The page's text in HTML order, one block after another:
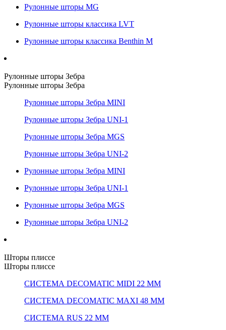
Рулонные шторы MG
Рулонные шторы классика LVT
Рулонные шторы классика Benthin M
Рулонные шторы Зебра
Рулонные шторы Зебра
Рулонные шторы Зебра MINI
Рулонные шторы Зебра UNI-1
Рулонные шторы Зебра MGS
Рулонные шторы Зебра UNI-2
Рулонные шторы Зебра MINI
Рулонные шторы Зебра UNI-1
Рулонные шторы Зебра MGS
Рулонные шторы Зебра UNI-2
Шторы плиссе
Шторы плиссе
СИСТЕМА DECOMATIC MIDI 22 ММ
СИСТЕМА DECOMATIC MAXI 48 ММ
СИСТЕМА RUS 22 ММ